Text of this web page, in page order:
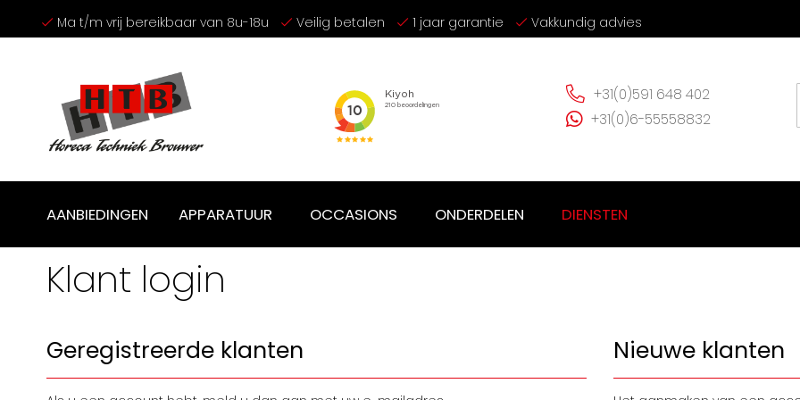
Ga
naar
Ma t/m vrij bereikbaar van 8u-18u Veilig betalen 1 jaar garantie Vakkundig advies
+31(0)591 648 402
+31(0)6-55558832
AANBIEDINGEN APPARATUUR OCCASIONS ONDERDELEN DIENSTEN
Klant login
Geregistreerde klanten Nieuwe klanten